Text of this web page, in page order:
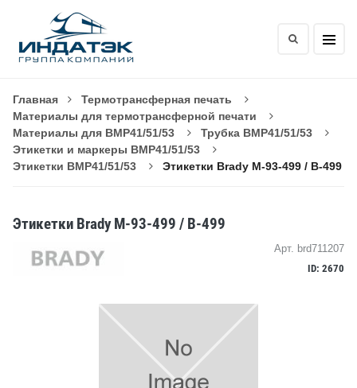
Главная
Термотрансферная печать
Материалы для термотрансферной печати
Материалы для BMP41/51/53
Трубка BMP41/51/53
Этикетки и маркеры BMP41/51/53
Этикетки BMP41/51/53
Этикетки Brady M-93-499 / B-499
Этикетки Brady M-93-499 / B-499
Арт. brd711207
ID: 2670